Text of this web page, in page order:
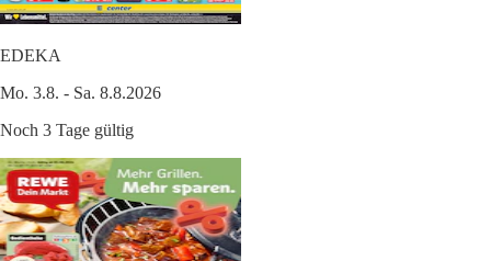
EDEKA
Mo. 3.8. - Sa. 8.8.2026
Noch 3 Tage gültig